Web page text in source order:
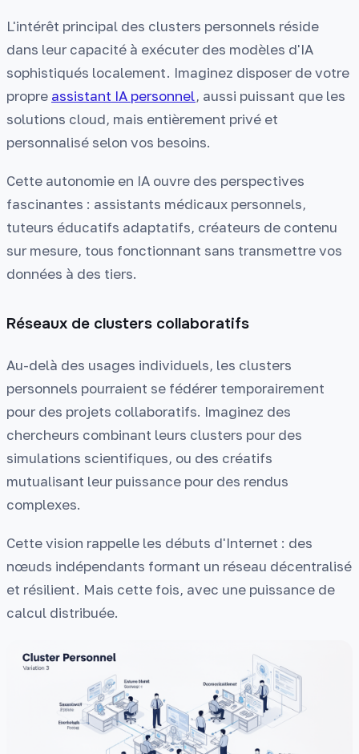
L'intérêt principal des clusters personnels réside
dans leur capacité à exécuter des modèles d'IA
sophistiqués localement. Imaginez disposer de votre
propre assistant IA personnel, aussi puissant que les
solutions cloud, mais entièrement privé et
personnalisé selon vos besoins.
Cette autonomie en IA ouvre des perspectives
fascinantes : assistants médicaux personnels,
tuteurs éducatifs adaptatifs, créateurs de contenu
sur mesure, tous fonctionnant sans transmettre vos
données à des tiers.
Réseaux de clusters collaboratifs
Au-delà des usages individuels, les clusters
personnels pourraient se fédérer temporairement
pour des projets collaboratifs. Imaginez des
chercheurs combinant leurs clusters pour des
simulations scientifiques, ou des créatifs
mutualisant leur puissance pour des rendus
complexes.
Cette vision rappelle les débuts d'Internet : des
nœuds indépendants formant un réseau décentralisé
et résilient. Mais cette fois, avec une puissance de
calcul distribuée.